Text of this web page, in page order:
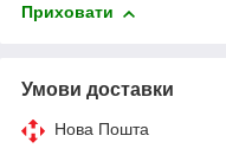
Приховати
Умови доставки
Нова Пошта